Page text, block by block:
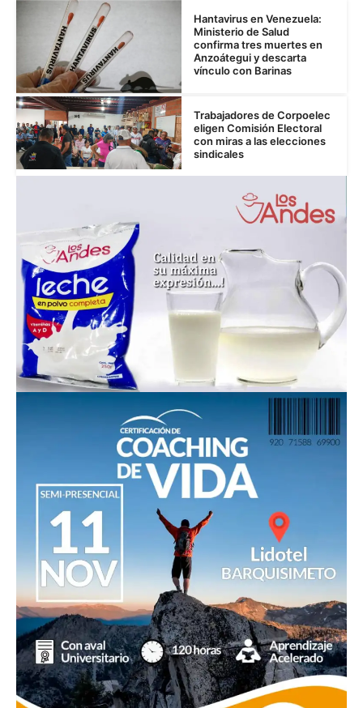
Hantavirus en Venezuela:
Ministerio de Salud
confirma tres muertes en
Anzoátegui y descarta
vínculo con Barinas
Trabajadores de Corpoelec
eligen Comisión Electoral
con miras a las elecciones
sindicales